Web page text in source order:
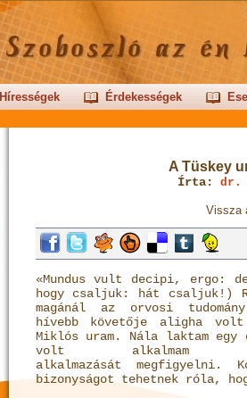
Hírességek Érdekességek
A Tüskey
Írta: dr.
Vissza
«Mundus vult decipi, ergo:
hogy csaljuk: hát csaljuk!)
magánál az orvosi
hívebb követője aligha volt
Miklós uram. Nála laktam
volt alkalmam
alkalmazását megfigyelni.
bizonyságot tehetnek róla,